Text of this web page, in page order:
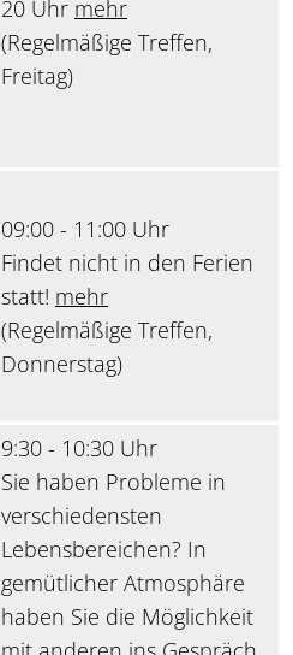
20 Uhr mehr
(Regelmäßige Treffen,
Freitag)
09:00 - 11:00 Uhr
Findet nicht in den Ferien
statt! mehr
(Regelmäßige Treffen,
Donnerstag)
9:30 - 10:30 Uhr
Sie haben Probleme in
verschiedensten
Lebensbereichen? In
gemütlicher Atmosphäre
haben Sie die Möglichkeit